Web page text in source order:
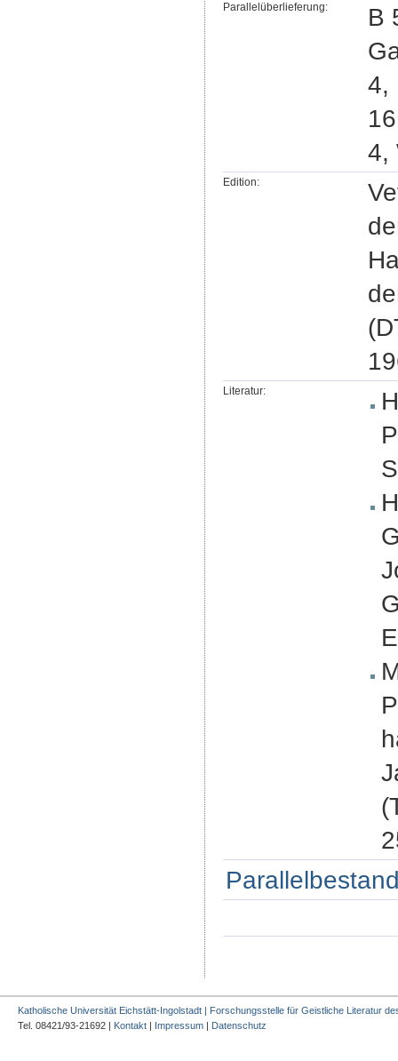
Parallelüberlieferung:
B
4,
4,
Edition:
Literatur:
Katholische Universität Eichstätt-Ingolstadt | Forschungsstelle für Geistliche Literatur
Tel. 08421/93-21692 | Kontakt | Impressum | Datenschutz